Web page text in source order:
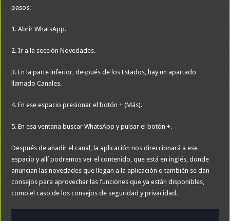
pasos:
1. Abrir WhatsApp.
2. Ir a la sección Novedades.
3. En la parte inferior, después de los Estados, hay un apartado
llamado Canales.
4. En ese espacio presionar el botón + (Más).
5. En esa ventana buscar WhatsApp y pulsar el botón +.
Después de añadir el canal, la aplicación nos direccionará a ese
espacio y allí podremos ver el contenido, que está en inglés, donde
anuncian las novedades que llegan a la aplicación o también se dan
consejos para aprovechar las funciones que ya están disponibles,
como el caso de los consejos de seguridad y privacidad.